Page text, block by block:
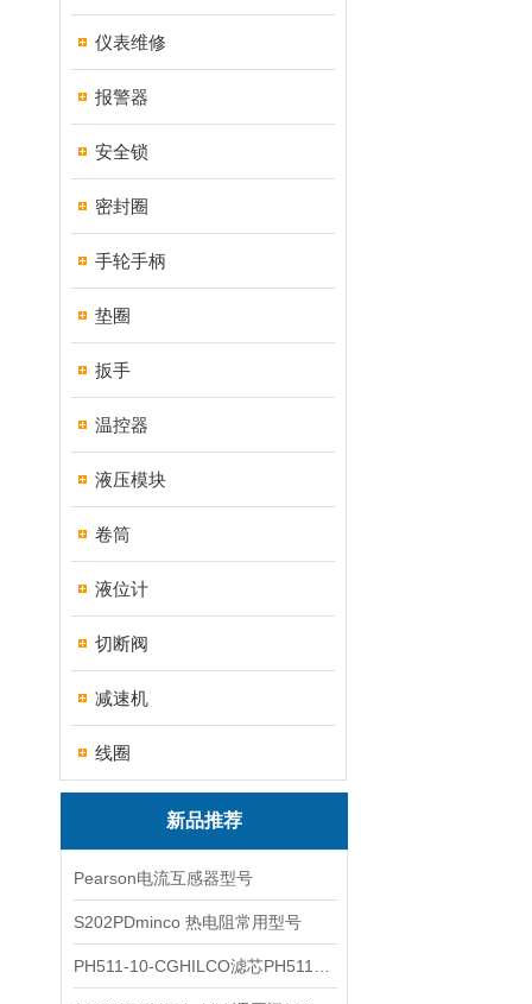
仪表维修
报警器
安全锁
密封圈
手轮手柄
垫圈
扳手
温控器
液压模块
卷筒
液位计
切断阀
减速机
线圈
新品推荐
Pearson电流互感器型号
S202PDminco 热电阻常用型号